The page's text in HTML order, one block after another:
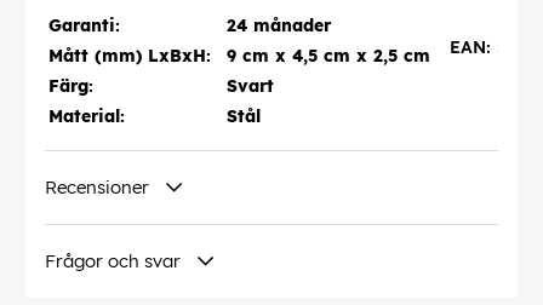
Garanti:
24 månader
Mått (mm) LxBxH:
9 cm x 4,5 cm x 2,5 cm
Färg:
Svart
Material:
Stål
EAN:
Recensioner
Frågor och svar